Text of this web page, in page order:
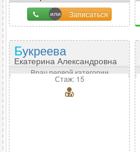
Записаться
Букреева
Екатерина Александровна
Врач первой категории
Стаж: 15